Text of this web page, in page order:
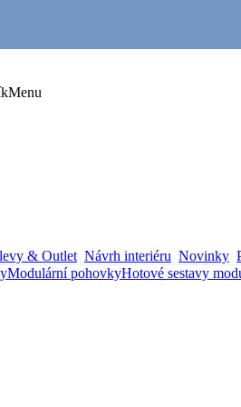
Menu
& Outlet Návrh interiéru Novinky
Modulární pohovkyHotové sestavy